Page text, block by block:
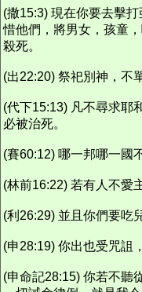
(撒15:3) 現在你要去擊
惜他們，將男女，孩童
殺死。
(出22:20) 祭祀別神，不
(代下15:13) 凡不尋求耶
必被治死。
(賽60:12) 哪一邦哪一國
(林前16:22) 若有人不愛
(利26:29) 並且你們要吃
(申28:19) 你出也受咒詛
(申命記28:15) 你若不聽